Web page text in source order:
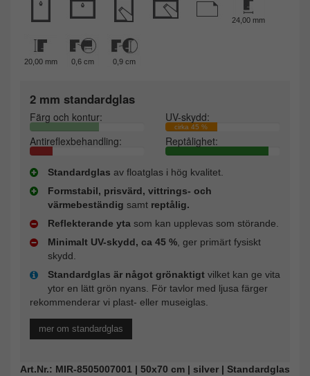
24,00 mm
20,00 mm 0,6 cm 0,9 cm
2 mm standardglas
Färg och kontur: UV-skydd:
cirka 45 %
Antireflexbehandling: Reptålighet:
Standardglas av floatglas i hög kvalitet.
Formstabil, prisvärd, vittrings- och
värmebeständig samt reptålig.
Reflekterande yta som kan upplevas som störande.
Minimalt UV-skydd, ca 45 %, ger primärt fysiskt
skydd.
Standardglas är något grönaktigt vilket kan ge vita
ytor en lätt grön nyans. För tavlor med ljusa färger
rekommenderar vi plast- eller museiglas.
mer om standardglas
Art.Nr.: MIR-8505007001 | 50x70 cm | silver | Standardglas